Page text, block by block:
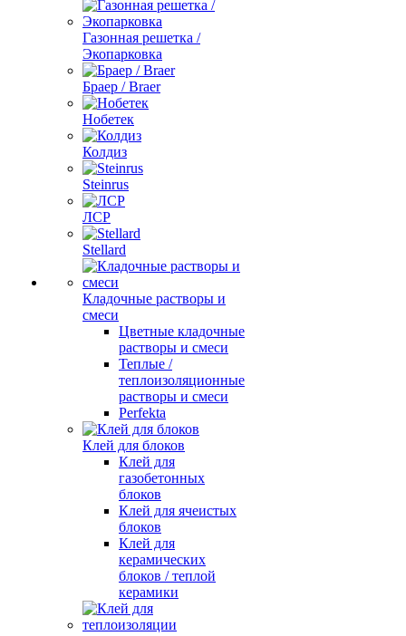
Газонная решетка /
Экопарковка
Браер / Braer
Нобетек
Колдиз
Steinrus
ЛСР
Stellard
Кладочные растворы и
смеси
Цветные кладочные
растворы и смеси
Теплые /
теплоизоляционные
растворы и смеси
Perfekta
Клей для блоков
Клей для
газобетонных
блоков
Клей для ячеистых
блоков
Клей для
керамических
блоков / теплой
керамики